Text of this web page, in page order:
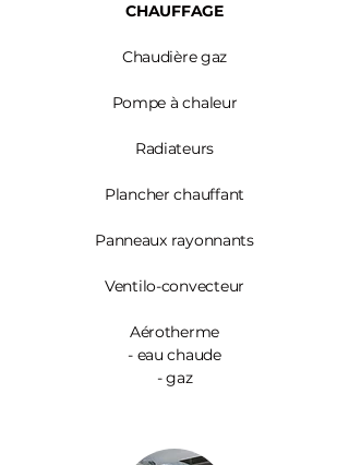
CHAUFFAGE
Chaudière gaz
Pompe à chaleur
Radiateurs
Plancher chauffant
Panneaux rayonnants
Ventilo-convecteur
Aérotherme
- eau chaude
- gaz